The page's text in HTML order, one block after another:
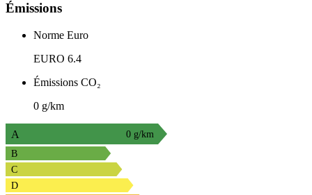
Émissions
Norme Euro
EURO 6.4
Émissions CO₂
0 g/km
A
0 g/km
B
C
D